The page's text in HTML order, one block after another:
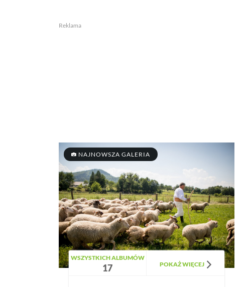
Reklama
NAJNOWSZA GALERIA
WSZYSTKICH ALBUMÓW
17 POKAŻ WIĘCEJ